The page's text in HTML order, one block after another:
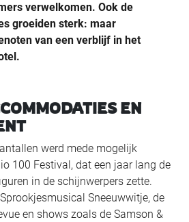
verwelkomen. Ook de
groeiden sterk: maar
van een verblijf in het
EN
werd mede mogelijk
100 Festival, dat een jaar lang de
in de schijnwerpers zette.
Sneeuwwitje, de
en shows zoals de Samson &